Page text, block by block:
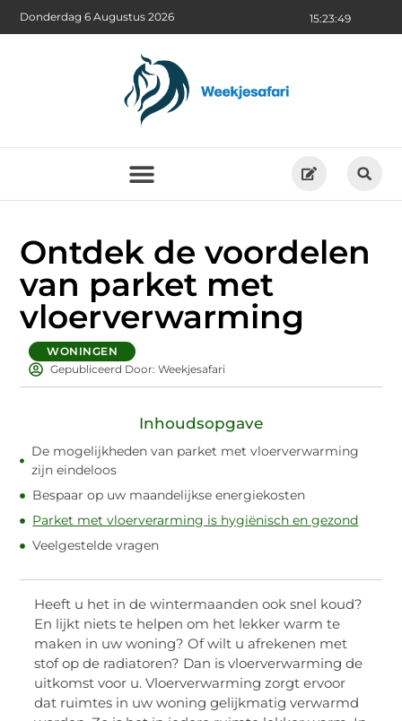
15:23:50
Donderdag 6 Augustus 2026
Ontdek de voordelen
van parket met
vloerverwarming
WONINGEN
Gepubliceerd Door: Weekjesafari
Inhoudsopgave
De mogelijkheden van parket met vloerverwarming
zijn eindeloos
Bespaar op uw maandelijkse energiekosten
Parket met vloerverarming is hygiënisch en gezond
Veelgestelde vragen
Heeft u het in de wintermaanden ook snel koud?
En lijkt niets te helpen om het lekker warm te
maken in uw woning? Of wilt u afrekenen met
stof op de radiatoren? Dan is vloerverwarming de
uitkomst voor u. Vloerverwarming zorgt ervoor
dat ruimtes in uw woning gelijkmatig verwarmd